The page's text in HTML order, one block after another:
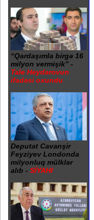
“Qardaşımla birgə 16
milyon vermişik” -
Tale Heydərovun
ifadəsi oxundu
Deputat Cavanşir
Feyziyev Londonda
milyonluq mülklər
alıb - SİYAHI